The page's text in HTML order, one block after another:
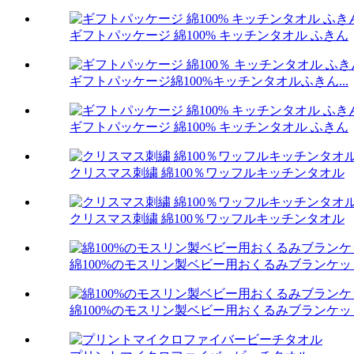
ギフトパッケージ 綿100% キッチンタオル ふきん
ギフトパッケージ綿100%キッチンタオルふきん...
ギフトパッケージ 綿100% キッチンタオル ふきん
クリスマス刺繍 綿100％ワッフルキッチンタオル
クリスマス刺繍 綿100％ワッフルキッチンタオル
綿100%のモスリン製ベビー用おくるみブランケッ
綿100%のモスリン製ベビー用おくるみブランケッ